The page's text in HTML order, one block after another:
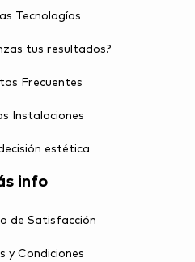
Tecnologías
tus resultados?
Frecuentes
Instalaciones
estética
info
de Satisfacción
y Condiciones